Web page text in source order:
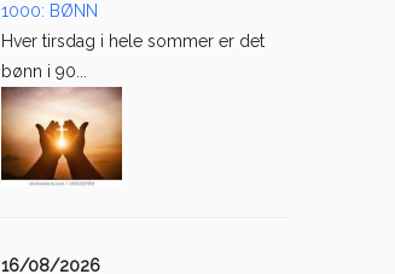
1000: BØNN
Hver tirsdag i hele sommer er det
bønn i 90...
16/08/2026